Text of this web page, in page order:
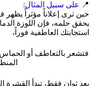
📍 على سبيل المثال:
حين ترى إعلاناً مؤثراً
استجابتك العاطفية فوراً،
فتشعر بالتعاطف أو